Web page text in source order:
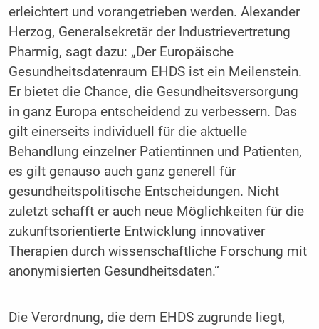
erleichtert und vorangetrieben werden. Alexander
Herzog, Generalsekretär der Industrievertretung
Pharmig, sagt dazu: „Der Europäische
Gesundheitsdatenraum EHDS ist ein Meilenstein.
Er bietet die Chance, die Gesundheitsversorgung
in ganz Europa entscheidend zu verbessern. Das
gilt einerseits individuell für die aktuelle
Behandlung einzelner Patientinnen und Patienten,
es gilt genauso auch ganz generell für
gesundheitspolitische Entscheidungen. Nicht
zuletzt schafft er auch neue Möglichkeiten für die
zukunftsorientierte Entwicklung innovativer
Therapien durch wissenschaftliche Forschung mit
anonymisierten Gesundheitsdaten.“
Die Verordnung, die dem EHDS zugrunde liegt,